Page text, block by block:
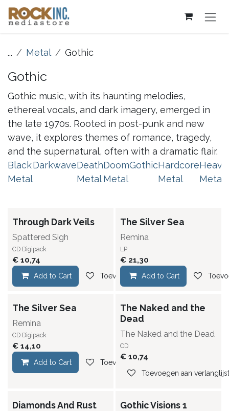
Overslaan naar inhoud
... Metal Gothic
Gothic
Gothic music, with its haunting melodies,
ethereal vocals, and dark imagery, emerged in
the late 1970s. Rooted in post-punk and new
wave, it explores themes of romance, tragedy,
and the supernatural, often with a dramatic flair.
Black
Metal
DarkwaveDeath
Metal
Doom
Metal
GothicHardcore
Metal
Heavy
Metal
Through Dark Veils
Spattered Sigh
CD Digipack
€ 10,74
Add to Cart Toevoegen aan verlanglijst
The Silver Sea
Remina
LP
€ 21,30
Add to Cart
The Silver Sea
Remina
CD Digipack
€ 14,10
Add to Cart Toevoegen aan verlanglijst
The Naked and the
Dead
The Naked and the Dead
CD
€ 10,74
Toevoegen aan verlanglijst
Diamonds And Rust Gothic Visions 1